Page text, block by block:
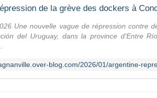
Une nouvelle vague de répression contre
del Uruguay, dans la province d'Entre